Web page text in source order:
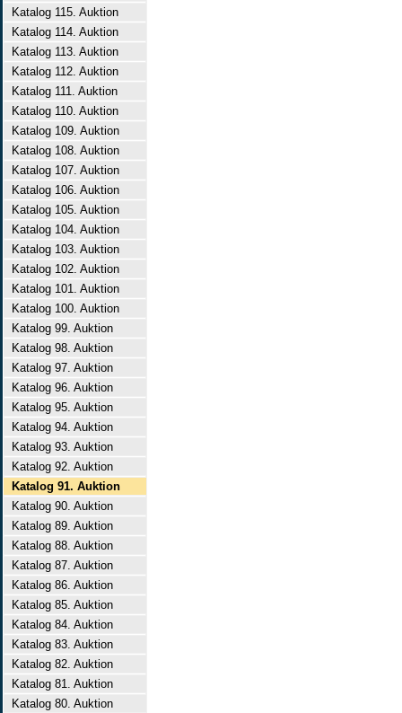
Katalog 115. Auktion
Katalog 114. Auktion
Katalog 113. Auktion
Katalog 112. Auktion
Katalog 111. Auktion
Katalog 110. Auktion
Katalog 109. Auktion
Katalog 108. Auktion
Katalog 107. Auktion
Katalog 106. Auktion
Katalog 105. Auktion
Katalog 104. Auktion
Katalog 103. Auktion
Katalog 102. Auktion
Katalog 101. Auktion
Katalog 100. Auktion
Katalog 99. Auktion
Katalog 98. Auktion
Katalog 97. Auktion
Katalog 96. Auktion
Katalog 95. Auktion
Katalog 94. Auktion
Katalog 93. Auktion
Katalog 92. Auktion
Katalog 91. Auktion
Katalog 90. Auktion
Katalog 89. Auktion
Katalog 88. Auktion
Katalog 87. Auktion
Katalog 86. Auktion
Katalog 85. Auktion
Katalog 84. Auktion
Katalog 83. Auktion
Katalog 82. Auktion
Katalog 81. Auktion
Katalog 80. Auktion